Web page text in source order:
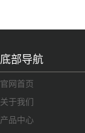
底部导航
官网首页
关于我们
产品中心